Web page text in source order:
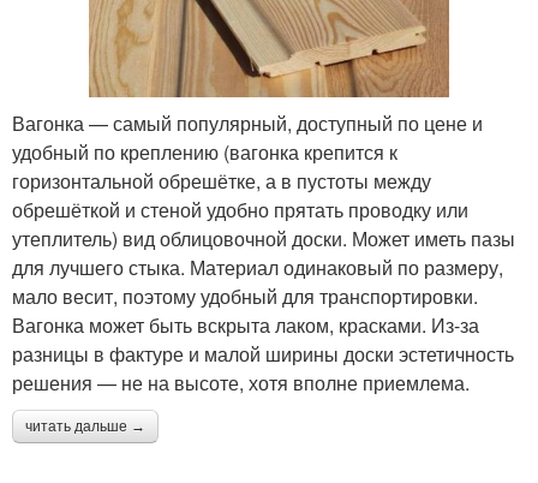
Вагонка — самый популярный, доступный по цене и
удобный по креплению (вагонка крепится к
горизонтальной обрешётке, а в пустоты между
обрешёткой и стеной удобно прятать проводку или
утеплитель) вид облицовочной доски. Может иметь пазы
для лучшего стыка. Материал одинаковый по размеру,
мало весит, поэтому удобный для транспортировки.
Вагонка может быть вскрыта лаком, красками. Из-за
разницы в фактуре и малой ширины доски эстетичность
решения — не на высоте, хотя вполне приемлема.
читать дальше →